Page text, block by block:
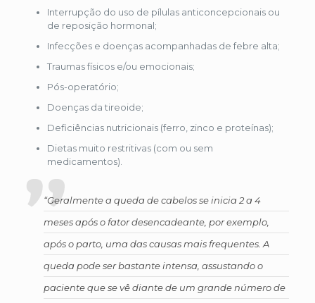
Interrupção do uso de pílulas anticoncepcionais ou
de reposição hormonal;
Infecções e doenças acompanhadas de febre alta;
Traumas físicos e/ou emocionais;
Pós-operatório;
Doenças da tireoide;
Deficiências nutricionais (ferro, zinco e proteínas);
Dietas muito restritivas (com ou sem
medicamentos).
“Geralmente a queda de cabelos se inicia 2 a 4
meses após o fator desencadeante, por exemplo,
após o parto, uma das causas mais frequentes. A
queda pode ser bastante intensa, assustando o
paciente que se vê diante de um grande número de